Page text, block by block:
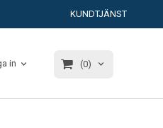
KUNDTJÄNST
in (0)